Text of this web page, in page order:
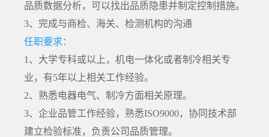
品质数据分析，可以找出品质隐患并制定控制措施。
3、完成与商检、海关、检测机构的沟通
任职要求：
1、大学专科或以上，机电一体化或者制冷相关专
业，有5年以上相关工作经验。
2、熟悉电器电气、制冷方面相关原理。
3、企业品管工作经验，熟悉ISO9000，协同技术部
建立检验标准，负责公司品质管理。